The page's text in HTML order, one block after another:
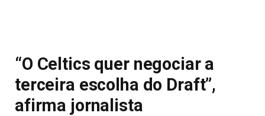
“O Celtics quer negociar a
terceira escolha do Draft”,
afirma jornalista